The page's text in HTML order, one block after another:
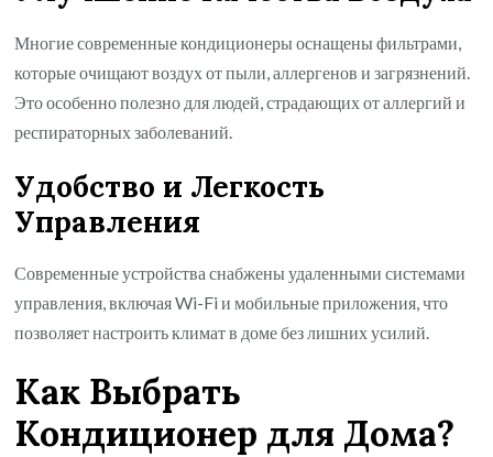
Многие современные кондиционеры оснащены фильтрами,
которые очищают воздух от пыли, аллергенов и загрязнений.
Это особенно полезно для людей, страдающих от аллергий и
респираторных заболеваний.
Удобство и Легкость
Управления
Современные устройства снабжены удаленными системами
управления, включая Wi-Fi и мобильные приложения, что
позволяет настроить климат в доме без лишних усилий.
Как Выбрать
Кондиционер для Дома?